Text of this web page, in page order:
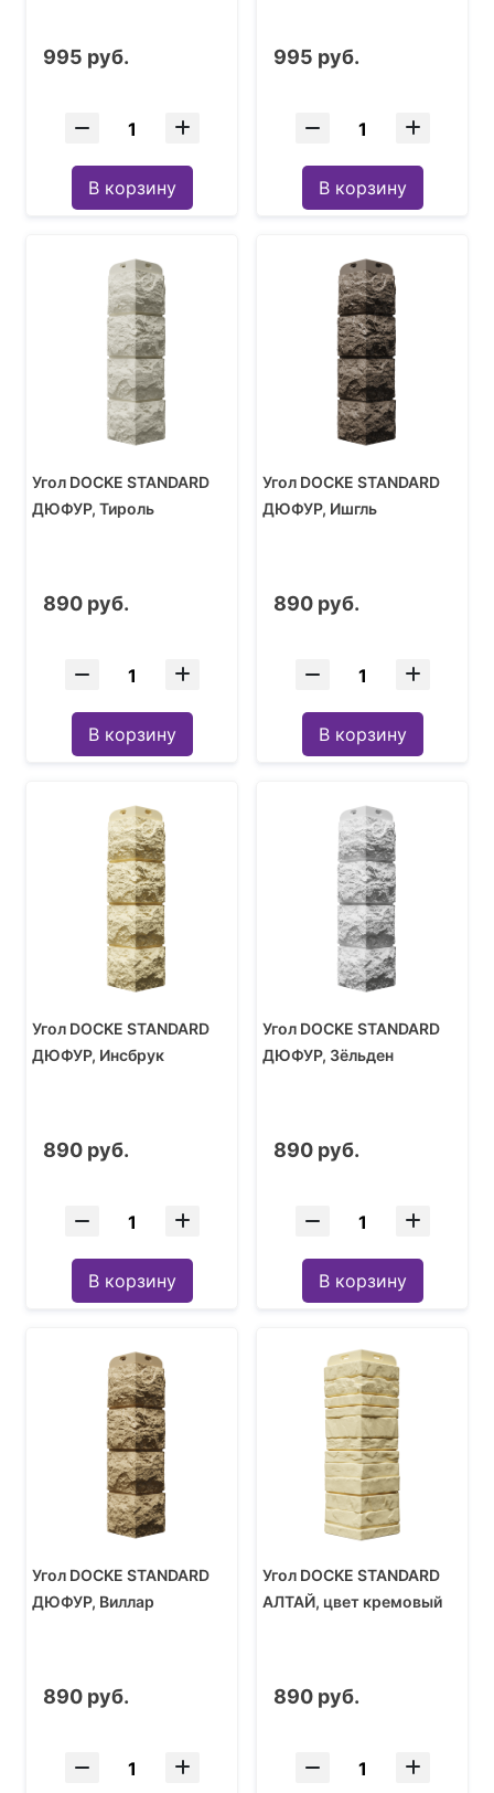
995 руб.
В корзину
995 руб.
В корзину
Угол DOCKE STANDARD
ДЮФУР, Тироль
890 руб.
В корзину
Угол DOCKE STANDARD
ДЮФУР, Ишгль
890 руб.
В корзину
Угол DOCKE STANDARD
ДЮФУР, Инсбрук
890 руб.
В корзину
Угол DOCKE STANDARD
ДЮФУР, Зёльден
890 руб.
В корзину
Угол DOCKE STANDARD
ДЮФУР, Виллар
890 руб.
Угол DOCKE STANDARD
АЛТАЙ, цвет кремовый
890 руб.